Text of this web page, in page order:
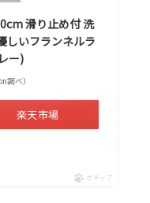
滑り止め付 洗
しいフランネルラ
ー)
調べ）
楽天市場
ポチップ